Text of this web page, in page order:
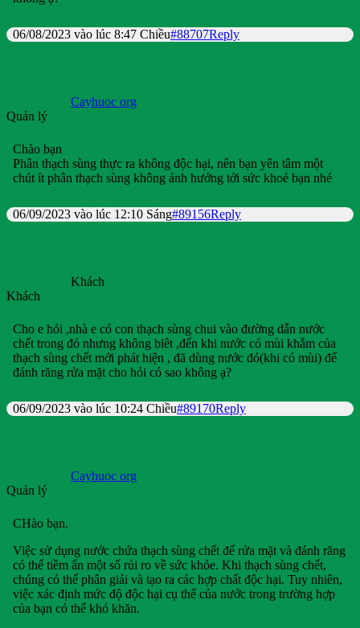
06/08/2023 vào lúc 8:47 Chiều#88707Reply
Cayhuoc org
Quản lý
Chào bạn
Phân thạch sùng thực ra không độc hại, nên bạn yên tâm một
chút ít phân thạch sùng không ảnh hưởng tới sức khoẻ bạn nhé
06/09/2023 vào lúc 12:10 Sáng#89156Reply
Khách
Khách
Cho e hỏi ,nhà e có con thạch sùng chui vào đường dẫn nước
chết trong đó nhưng không biêt ,đến khi nước có mùi khắm của
thạch sùng chết mới phát hiện , đã dùng nước đó(khi có mùi) để
đánh răng rửa mặt cho hỏi có sao không ạ?
06/09/2023 vào lúc 10:24 Chiều#89170Reply
Cayhuoc org
Quản lý
CHào bạn.
Việc sử dụng nước chứa thạch sùng chết để rửa mặt và đánh răng
có thể tiềm ẩn một số rủi ro về sức khỏe. Khi thạch sùng chết,
chúng có thể phân giải và tạo ra các hợp chất độc hại. Tuy nhiên,
việc xác định mức độ độc hại cụ thể của nước trong trường hợp
của bạn có thể khó khăn.